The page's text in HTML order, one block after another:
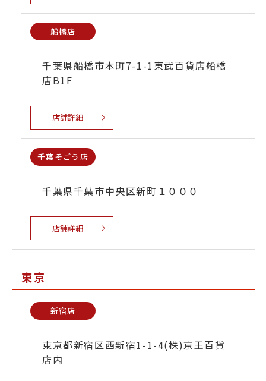
船橋店
千葉県船橋市本町7-1-1東武百貨店船橋
店B1F
店舗詳細
千葉そごう店
千葉県千葉市中央区新町１０００
店舗詳細
東京
新宿店
東京都新宿区西新宿1-1-4(株)京王百貨
店内